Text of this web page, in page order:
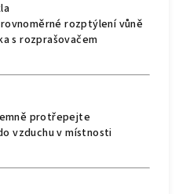
rozptýlení vůně
s rozprašovačem
protřepejte
vzduchu v místnosti